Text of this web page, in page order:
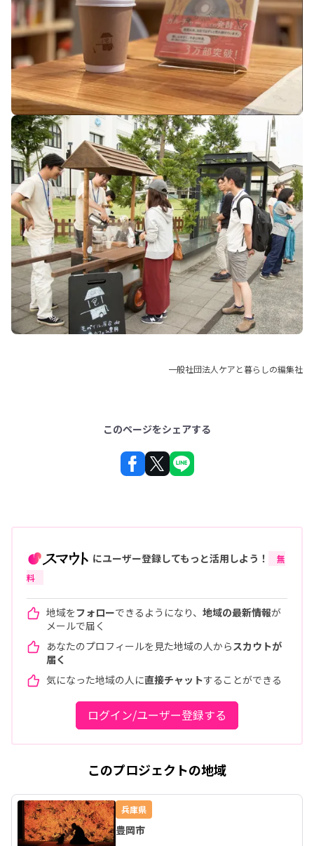
一般社団法人ケアと暮らしの編集社
このページをシェアする
にユーザー登録してもっと活用しよう！
無
料
地域をフォローできるようになり、 地域の最新情報が
メールで届く
あなたのプロフィールを見た地域の人から スカウトが
届く
気になった地域の人に直接チャットすることができる
ログイン/ユーザー登録する
このプロジェクトの地域
兵庫県
豊岡市